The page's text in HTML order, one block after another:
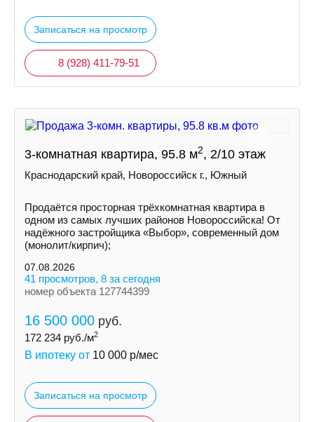
Записаться на просмотр
8 (928) 411-79-51
3-комнатная квартира, 95.8 м2, 2/10 этаж
Краснодарский край, Новороссийск г., Южный
Продаётся просторная трёхкомнатная квартира в
одном из самых лучших районов Новороссийска! От
надёжного застройщика «Выбор», современный дом
(монолит/кирпич);
07.08.2026
41 просмотров, 8 за сегодня
номер объекта 127744399
16 500 000 руб.
172 234 руб./м2
В ипотеку от 10 000 р/мес
Записаться на просмотр